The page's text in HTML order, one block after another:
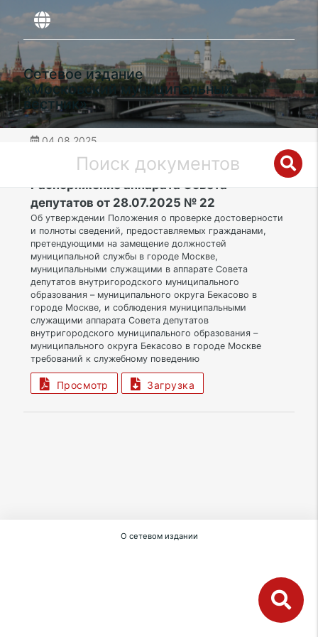
Сетевое издание
«Московский муниципальный
вестник»
04.08.2025
ТАО | Муниципальный округ Бекасово
Распоряжение аппарата Совета
депутатов от 28.07.2025 № 22
Об утверждении Положения о проверке достоверности
и полноты сведений, предоставляемых гражданами,
претендующими на замещение должностей
муниципальной службы в городе Москве,
муниципальными служащими в аппарате Совета
депутатов внутригородского муниципального
образования – муниципального округа Бекасово в
городе Москве, и соблюдения муниципальными
служащими аппарата Совета депутатов
внутригородского муниципального образования –
муниципального округа Бекасово в городе Москве
требований к служебному поведению
Просмотр Загрузка
О сетевом издании